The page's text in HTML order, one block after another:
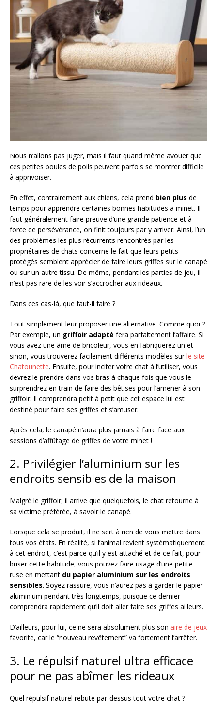
Nous n’allons pas juger, mais il faut quand même avouer que
ces petites boules de poils peuvent parfois se montrer difficile
à apprivoiser.
En effet, contrairement aux chiens, cela prend bien plus de
temps pour apprendre certaines bonnes habitudes à minet. Il
faut généralement faire preuve d’une grande patience et à
force de persévérance, on finit toujours par y arriver. Ainsi, l’un
des problèmes les plus récurrents rencontrés par les
propriétaires de chats concerne le fait que leurs petits
protégés semblent apprécier de faire leurs griffes sur le canapé
ou sur un autre tissu. De même, pendant les parties de jeu, il
n’est pas rare de les voir s’accrocher aux rideaux.
Dans ces cas-là, que faut-il faire ?
Tout simplement leur proposer une alternative. Comme quoi ?
Par exemple, un griffoir adapté fera parfaitement l’affaire. Si
vous avez une âme de bricoleur, vous en fabriquerez un et
sinon, vous trouverez facilement différents modèles surle site
Chatounette. Ensuite, pour inciter votre chat à l’utiliser, vous
devrez le prendre dans vos bras à chaque fois que vous le
surprendrez en train de faire des bêtises pour l’amener à son
griffoir. Il comprendra petit à petit que cet espace lui est
destiné pour faire ses griffes et s’amuser.
Après cela, le canapé n’aura plus jamais à faire face aux
sessions d’affûtage de griffes de votre minet !
2. Privilégier l’aluminium sur les
endroits sensibles de la maison
Malgré le griffoir, il arrive que quelquefois, le chat retourne à
sa victime préférée, à savoir le canapé.
Lorsque cela se produit, il ne sert à rien de vous mettre dans
tous vos états. En réalité, si l’animal revient systématiquement
à cet endroit, c’est parce qu’il y est attaché et de ce fait, pour
briser cette habitude, vous pouvez faire usage d’une petite
ruse en mettant du papier aluminium sur les endroits
sensibles. Soyez rassuré, vous n’aurez pas à garder le papier
aluminium pendant très longtemps, puisque ce dernier
comprendra rapidement qu’il doit aller faire ses griffes ailleurs.
D’ailleurs, pour lui, ce ne sera absolument plus son aire de jeux
favorite, car le “nouveau revêtement” va fortement l’arrêter.
3. Le répulsif naturel ultra efficace
pour ne pas abîmer les rideaux
Quel répulsif naturel rebute par-dessus tout votre chat ?